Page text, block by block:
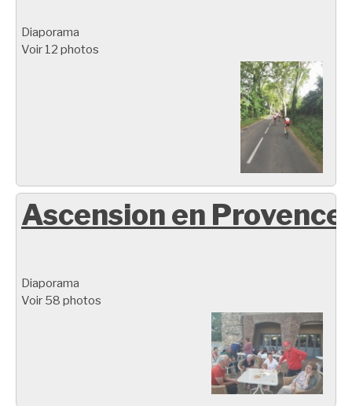
Diaporama
Voir 12 photos
Ascension en Provence
Diaporama
Voir 58 photos